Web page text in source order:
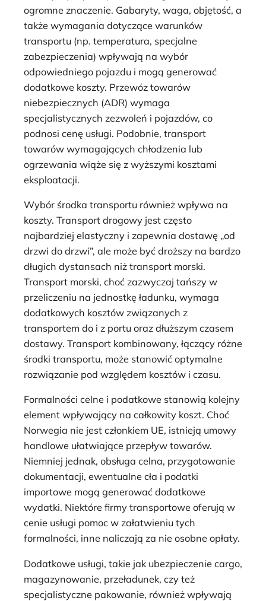
ogromne znaczenie. Gabaryty, waga, objętość, a
także wymagania dotyczące warunków
transportu (np. temperatura, specjalne
zabezpieczenia) wpływają na wybór
odpowiedniego pojazdu i mogą generować
dodatkowe koszty. Przewóz towarów
niebezpiecznych (ADR) wymaga
specjalistycznych zezwoleń i pojazdów, co
podnosi cenę usługi. Podobnie, transport
towarów wymagających chłodzenia lub
ogrzewania wiąże się z wyższymi kosztami
eksploatacji.
Wybór środka transportu również wpływa na
koszty. Transport drogowy jest często
najbardziej elastyczny i zapewnia dostawę „od
drzwi do drzwi”, ale może być droższy na bardzo
długich dystansach niż transport morski.
Transport morski, choć zazwyczaj tańszy w
przeliczeniu na jednostkę ładunku, wymaga
dodatkowych kosztów związanych z
transportem do i z portu oraz dłuższym czasem
dostawy. Transport kombinowany, łączący różne
środki transportu, może stanowić optymalne
rozwiązanie pod względem kosztów i czasu.
Formalności celne i podatkowe stanowią kolejny
element wpływający na całkowity koszt. Choć
Norwegia nie jest członkiem UE, istnieją umowy
handlowe ułatwiające przepływ towarów.
Niemniej jednak, obsługa celna, przygotowanie
dokumentacji, ewentualne cła i podatki
importowe mogą generować dodatkowe
wydatki. Niektóre firmy transportowe oferują w
cenie usługi pomoc w załatwieniu tych
formalności, inne naliczają za nie osobne opłaty.
Dodatkowe usługi, takie jak ubezpieczenie cargo,
magazynowanie, przeładunek, czy też
specjalistyczne pakowanie, również wpływają